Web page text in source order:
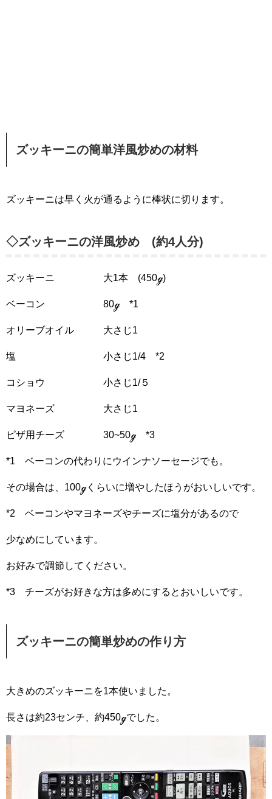
ズッキーニの簡単洋風炒めの材料
ズッキーニは早く火が通るように棒状に切ります。
◇ズッキーニの洋風炒め (約4人分)
ズッキーニ 大1本 (450ℊ)
ベーコン 80ℊ *1
オリーブオイル 大さじ1
塩 小さじ1/4 *2
コショウ 小さじ1/５
マヨネーズ 大さじ1
ピザ用チーズ 30~50ℊ *3
*1 ベーコンの代わりにウインナソーセージでも。
その場合は、100ℊくらいに増やしたほうがおいしいです。
*2 ベーコンやマヨネーズやチーズに塩分があるので
少なめにしています。
お好みで調節してください。
*3 チーズがお好きな方は多めにするとおいしいです。
ズッキーニの簡単炒めの作り方
大きめのズッキーニを1本使いました。
長さは約23センチ、約450ℊでした。